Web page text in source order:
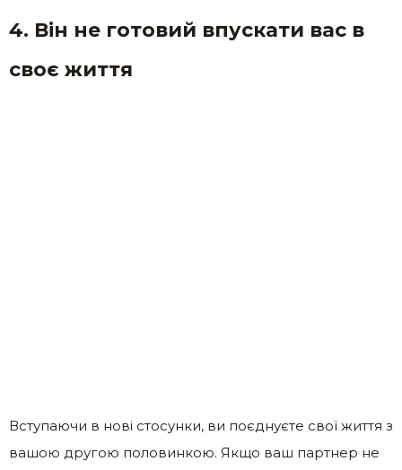
4. Він не готовий впускати вас в
своє життя
Вступаючи в нові стосунки, ви поєднуєте свої життя з
вашою другою половинкою. Якщо ваш партнер не